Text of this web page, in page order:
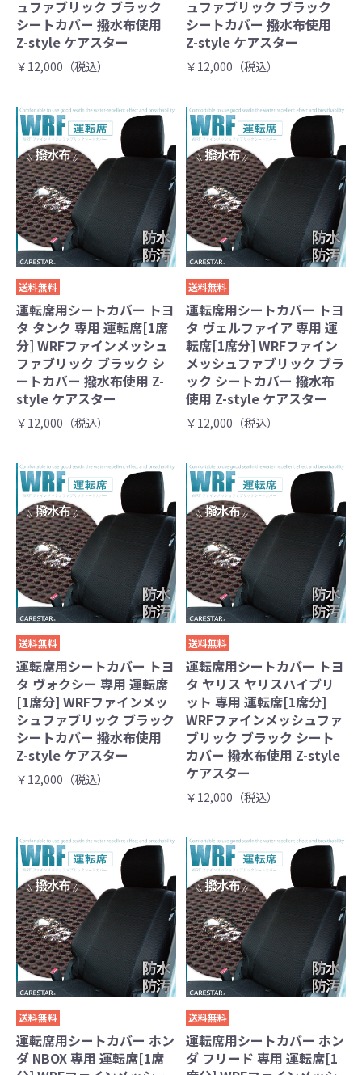
ュファブリック ブラック
シートカバー 撥水布使用
Z-style ケアスター
￥12,000（税込）
ュファブリック ブラック
シートカバー 撥水布使用
Z-style ケアスター
￥12,000（税込）
送料無料
運転席用シートカバー トヨ
タ タンク 専用 運転席[1席
分] WRFファインメッシュ
ファブリック ブラック シ
ートカバー 撥水布使用 Z-
style ケアスター
￥12,000（税込）
送料無料
運転席用シートカバー トヨ
タ ヴェルファイア 専用 運
転席[1席分] WRFファイン
メッシュファブリック ブラ
ック シートカバー 撥水布
使用 Z-style ケアスター
￥12,000（税込）
送料無料
運転席用シートカバー トヨ
タ ヴォクシー 専用 運転席
[1席分] WRFファインメッ
シュファブリック ブラック
シートカバー 撥水布使用
Z-style ケアスター
￥12,000（税込）
送料無料
運転席用シートカバー トヨ
タ ヤリス ヤリスハイブリ
ット 専用 運転席[1席分]
WRFファインメッシュファ
ブリック ブラック シート
カバー 撥水布使用 Z-style
ケアスター
￥12,000（税込）
送料無料
運転席用シートカバー ホン
ダ NBOX 専用 運転席[1席
送料無料
運転席用シートカバー ホン
ダ フリード 専用 運転席[1